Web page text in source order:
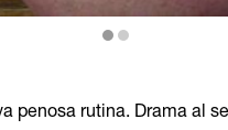
penosa rutina. Drama al